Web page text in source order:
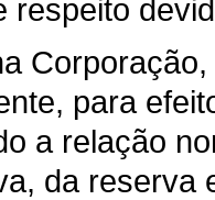
respeito
para
a relação
da reserva